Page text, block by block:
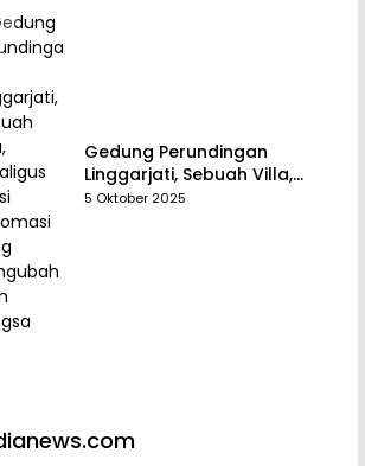
Gedung Perundingan
Linggarjati, Sebuah Villa,
Sekaligus Saksi Diplomasi
5 Oktober 2025